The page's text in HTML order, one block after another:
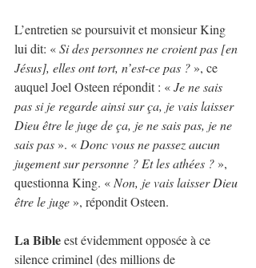
L’entretien se poursuivit et monsieur King
lui dit: « Si des personnes ne croient pas [en
Jésus], elles ont tort, n’est-ce pas ? », ce
auquel Joel Osteen répondit : « Je ne sais
pas si je regarde ainsi sur ça, je vais laisser
Dieu être le juge de ça, je ne sais pas, je ne
sais pas ». « Donc vous ne passez aucun
jugement sur personne ? Et les athées ? »,
questionna King. « Non, je vais laisser Dieu
être le juge », répondit Osteen.
La Bible est évidemment opposée à ce
silence criminel (des millions de